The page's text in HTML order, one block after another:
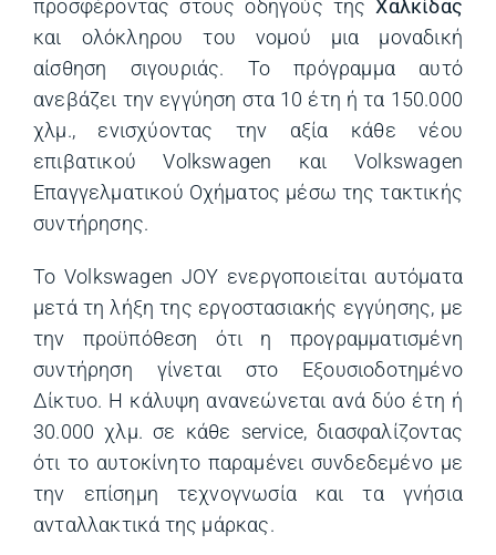
προσφέροντας στους οδηγούς τηςΧαλκίδας
και ολόκληρου του νομού μια μοναδική
αίσθηση σιγουριάς. Το πρόγραμμα αυτό
ανεβάζει την εγγύηση στα 10 έτη ή τα 150.000
χλμ., ενισχύοντας την αξία κάθε νέου
επιβατικού Volkswagen και Volkswagen
Επαγγελματικού Οχήματος μέσω της τακτικής
συντήρησης.
Το Volkswagen JOY ενεργοποιείται αυτόματα
μετά τη λήξη της εργοστασιακής εγγύησης, με
την προϋπόθεση ότι η προγραμματισμένη
συντήρηση γίνεται στο Εξουσιοδοτημένο
Δίκτυο. Η κάλυψη ανανεώνεται ανά δύο έτη ή
30.000 χλμ. σε κάθε service, διασφαλίζοντας
ότι το αυτοκίνητο παραμένει συνδεδεμένο με
την επίσημη τεχνογνωσία και τα γνήσια
ανταλλακτικά της μάρκας.